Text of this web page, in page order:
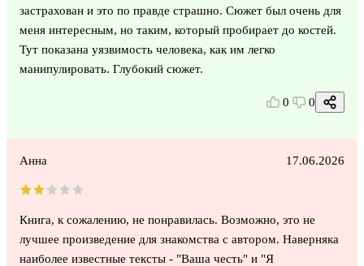
застрахован и это по правде страшно. Сюжет был очень для
меня интересным, но таким, который пробирает до костей.
Тут показана уязвимость человека, как им легко
манипулировать. Глубокий сюжет.
0 0
Анна 17.06.2026
Книга, к сожалению, не понравилась. Возможно, это не
лучшее произведение для знакомства с автором. Наверняка
наиболее известные тексты - "Ваша честь" и "Я